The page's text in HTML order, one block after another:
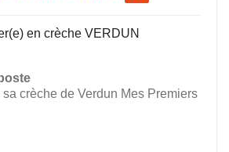
crèche de Verdun Mes Premiers